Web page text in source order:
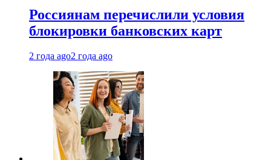
Россиянам перечислили условия
блокировки банковских карт
2 года ago2 года ago